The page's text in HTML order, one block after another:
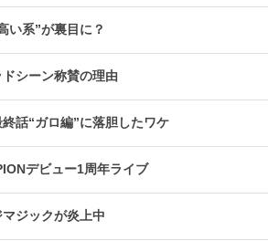
い系”が裏目に？
シーン称賛の理由
終話“ガロ編”に落胆したワケ
デビュー1周年ライブ
マジックが炎上中